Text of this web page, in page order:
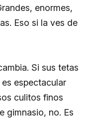
enormes,
Eso si la ves de
Si sus tetas
espectacular
culitos finos
gimnasio, no. Es